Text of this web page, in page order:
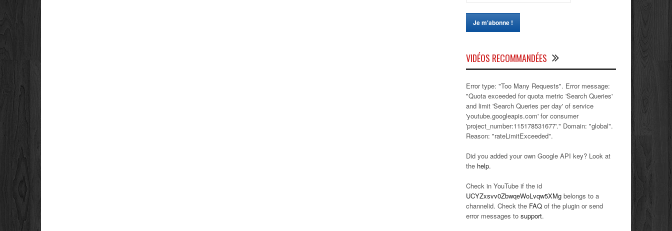
VIDÉOS RECOMMANDÉES
Error type: "Too Many Requests". Error message:
"Quota exceeded for quota metric 'Search Queries'
and limit 'Search Queries per day' of service
'youtube.googleapis.com' for consumer
'project_number:115178531677'." Domain: "global".
Reason: "rateLimitExceeded".
Did you added your own Google API key? Look at
the help.
Check in YouTube if the id
UCYZxsvv0ZbwqeWoLvqw5XMg belongs to a
channelid. Check the FAQ of the plugin or send
error messages to support.